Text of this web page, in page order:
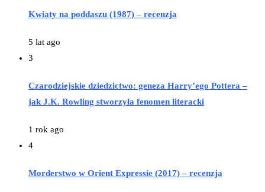
Kwiaty na poddaszu (1987) – recenzja
5 lat ago
3
Czarodziejskie dziedzictwo: geneza Harry’ego Pottera –
jak J.K. Rowling stworzyła fenomen literacki
1 rok ago
4
Morderstwo w Orient Expressie (2017) – recenzja